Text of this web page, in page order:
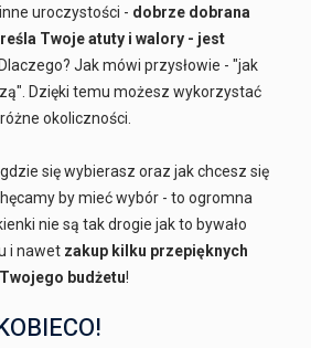
uroczystości - dobrze dobrana
Twoje atuty i walory - jest
. Dlaczego? Jak mówi przysłowie - "jak
Dzięki temu możesz wykorzystać
okoliczności.
się wybierasz oraz jak chcesz się
by mieć wybór - to ogromna
nie są tak drogie jak to bywało
i nawet zakup kilku przepięknych
budżetu!